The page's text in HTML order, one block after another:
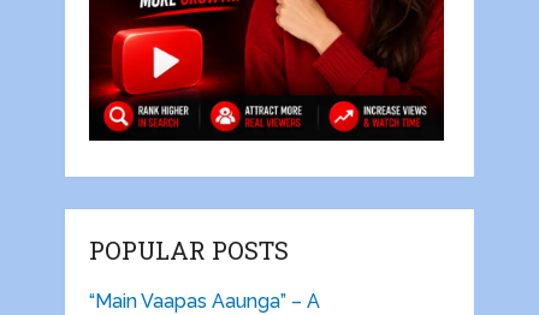
POPULAR POSTS
“Main Vaapas Aaunga” – A